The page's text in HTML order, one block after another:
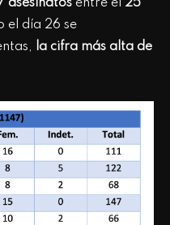
asesinatos entre el 25
el día 26 se
la cifra más alta de